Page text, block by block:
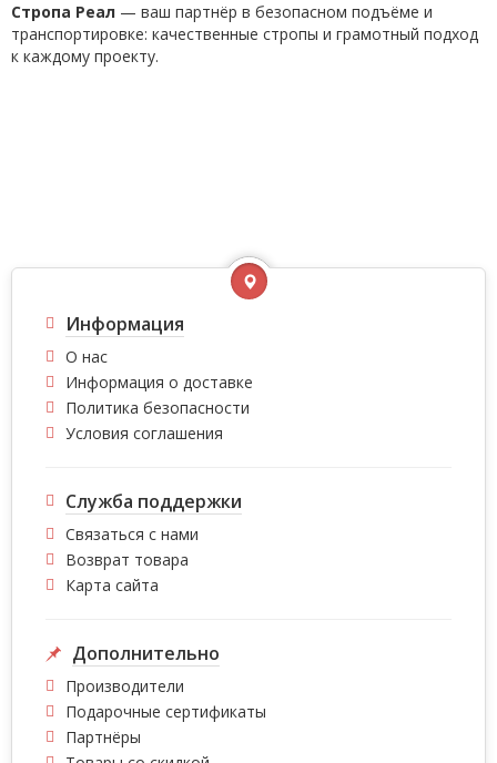
Стропа Реал — ваш партнёр в безопасном подъёме и
транспортировке: качественные стропы и грамотный подход
к каждому проекту.
Информация
О нас
Информация о доставке
Политика безопасности
Условия соглашения
Служба поддержки
Связаться с нами
Возврат товара
Карта сайта
Дополнительно
Производители
Подарочные сертификаты
Партнёры